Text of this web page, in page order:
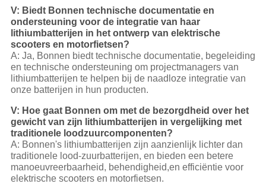
V: Biedt Bonnen technische documentatie en
ondersteuning voor de integratie van haar
lithiumbatterijen in het ontwerp van elektrische
scooters en motorfietsen?
A: Ja, Bonnen biedt technische documentatie, begeleiding
en technische ondersteuning om projectmanagers van
lithiumbatterijen te helpen bij de naadloze integratie van
onze batterijen in hun producten.
V: Hoe gaat Bonnen om met de bezorgdheid over het
gewicht van zijn lithiumbatterijen in vergelijking met
traditionele loodzuurcomponenten?
A: Bonnen's lithiumbatterijen zijn aanzienlijk lichter dan
traditionele lood-zuurbatterijen, en bieden een betere
manoeuvreerbaarheid, behendigheid,en efficiëntie voor
elektrische scooters en motorfietsen.